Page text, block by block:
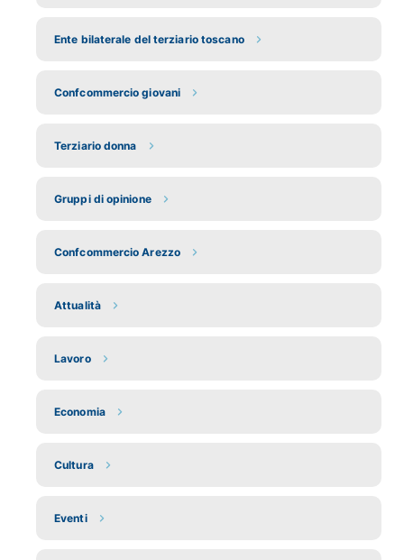
Ente bilaterale del terziario toscano
Confcommercio giovani
Terziario donna
Gruppi di opinione
Confcommercio Arezzo
Attualità
Lavoro
Economia
Cultura
Eventi